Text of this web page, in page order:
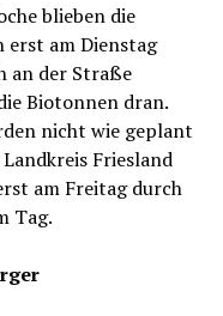
blieben die
erst am Dienstag
an der Straße
Biotonnen dran.
nicht wie geplant
Friesland
am Freitag durch
Tag.